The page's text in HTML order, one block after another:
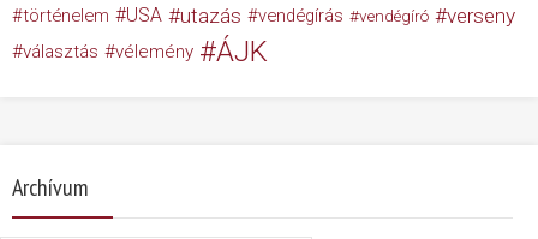
történelem USA utazás vendégírás vendégíró verseny
választás vélemény ÁJK
Archívum